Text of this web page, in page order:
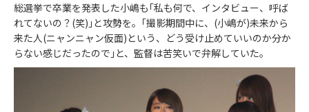
総選挙で卒業を発表した小嶋も｢私も何で、インタビュー、呼ば
れてないの？(笑)｣と攻勢を。｢撮影期間中に、(小嶋が)未来から
来た人(ニャンニャン仮面)という、どう受け止めていいのか分か
らない感じだったので｣と、監督は苦笑いで弁解していた。